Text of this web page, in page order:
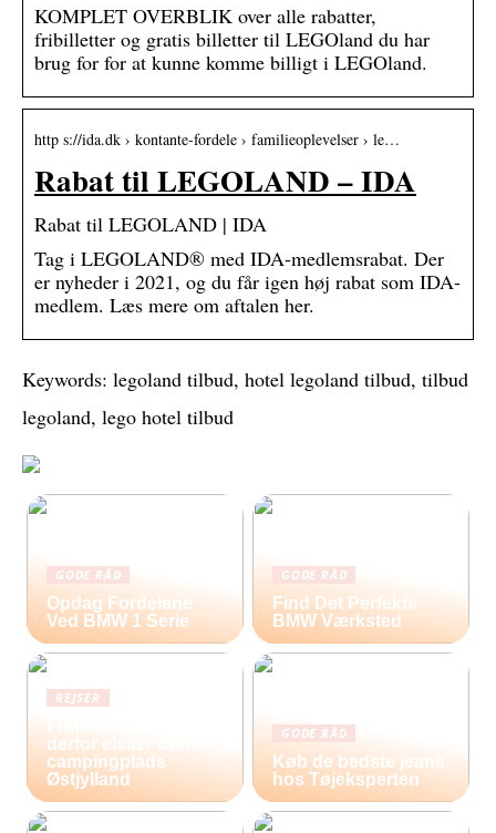
KOMPLET OVERBLIK over alle rabatter,
fribilletter og gratis billetter til LEGOland du har
brug for for at kunne komme billigt i LEGOland.
http s://ida.dk › kontante-fordele › familieoplevelser › le…
Rabat til LEGOLAND – IDA
Rabat til LEGOLAND | IDA
Tag i LEGOLAND® med IDA-medlemsrabat. Der
er nyheder i 2021, og du får igen høj rabat som IDA-
medlem. Læs mere om aftalen her.
Keywords: legoland tilbud, hotel legoland tilbud, tilbud
legoland, lego hotel tilbud
GODE RÅD
Opdag Fordelene
Ved BMW 1 Serie
GODE RÅD
Find Det Perfekte
BMW Værksted
REJSER
derfor elsker børn
campingplads
Østjylland
GODE RÅD
Køb de bedste jeans
hos Tøjeksperten